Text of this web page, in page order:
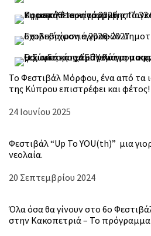
Το Φεστιβάλ Μόρφου, ένα από τα
της Κύπρου επιστρέφει και φέτος!
Ημερομηνία
24 Ιουνίου 2025
Φεστιβάλ “Up To YOU(th)” μια
νεολαία.
Ημερομηνία
20 Σεπτεμβρίου 2024
Όλα όσα θα γίνουν στο 6ο
στην Κακοπετριά – Το πρόγραμμα